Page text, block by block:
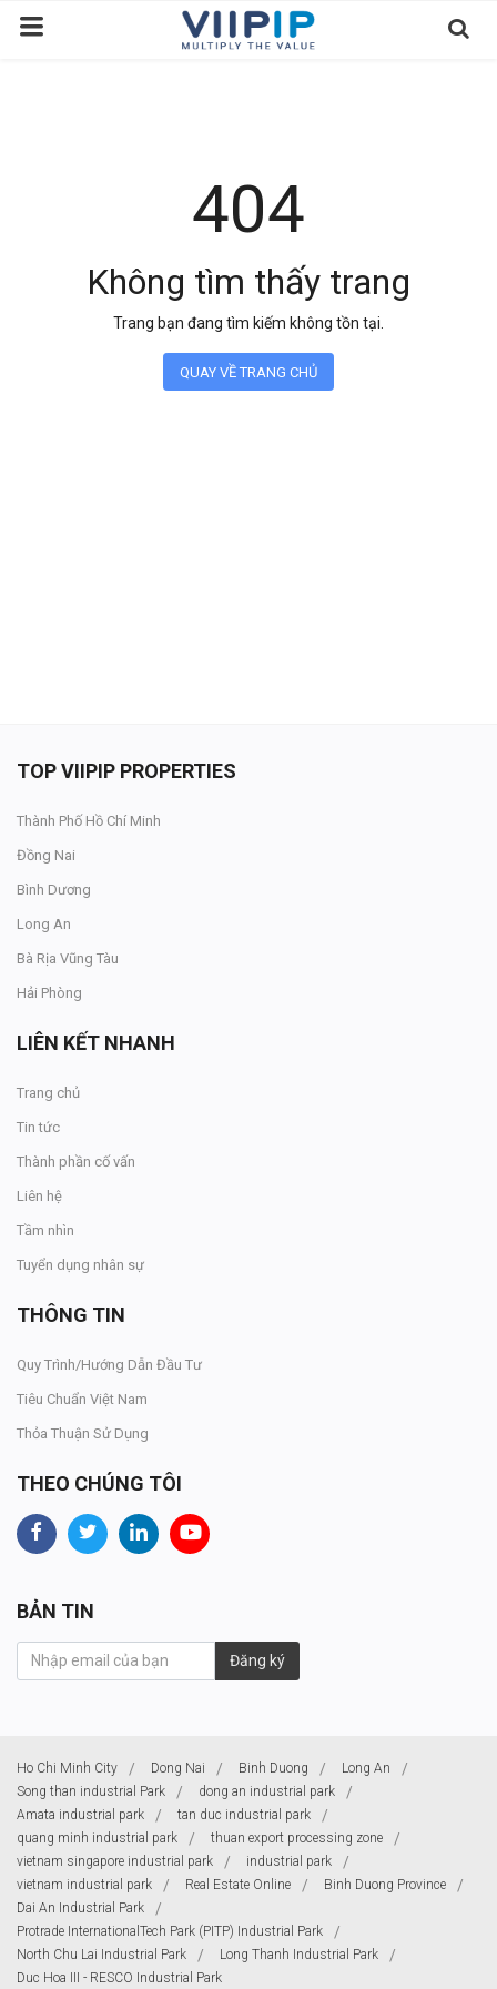
Tầm nhìn
Quy Trình/Hướng Dẫn Đầu Tư
404
Không tìm thấy trang
Trang bạn đang tìm kiếm không tồn tại.
QUAY VỀ TRANG CHỦ
TOP VIIPIP PROPERTIES
Thành Phố Hồ Chí Minh
Đồng Nai
Bình Dương
Long An
Bà Rịa Vũng Tàu
Hải Phòng
LIÊN KẾT NHANH
Trang chủ
Tin tức
Thành phần cố vấn
Liên hệ
Tầm nhìn
Tuyển dụng nhân sự
THÔNG TIN
Quy Trình/Hướng Dẫn Đầu Tư
Tiêu Chuẩn Việt Nam
Thỏa Thuận Sử Dụng
THEO CHÚNG TÔI
BẢN TIN
Đăng ký
Ho Chi Minh City Dong Nai Binh Duong
Long An
Song than industrial Park
dong an industrial park
Amata industrial park
tan duc industrial park
quang minh industrial park
thuan export processing zone
vietnam singapore industrial park
industrial park
vietnam industrial park
Real Estate Online
Binh Duong Province
Dai An Industrial Park
Protrade InternationalTech Park (PITP) Industrial Park
North Chu Lai Industrial Park
Long Thanh Industrial Park
Duc Hoa III - RESCO Industrial Park